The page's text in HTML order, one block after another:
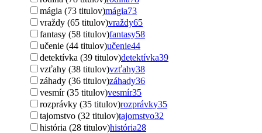
mágia (73 titulov)mágia73
vraždy (65 titulov)vraždy65
fantasy (58 titulov)fantasy58
učenie (44 titulov)učenie44
detektívka (39 titulov)detektívka39
vzťahy (38 titulov)vzťahy38
záhady (36 titulov)záhady36
vesmír (35 titulov)vesmír35
rozprávky (35 titulov)rozprávky35
tajomstvo (32 titulov)tajomstvo32
história (28 titulov)história28